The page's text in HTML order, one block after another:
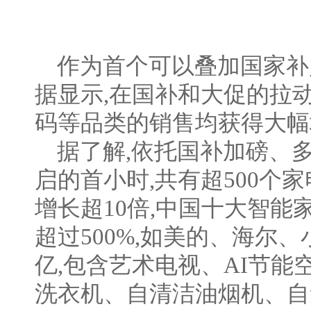
作为首个可以叠加国家
据显示,在国补和大促的拉
码等品类的销售均获得大
据了解,依托国补加磅、
启的首小时,共有超500个
增长超10倍,中国十大智能
超过500%,如美的、海尔
亿,包含艺术电视、AI节能
洗衣机、自清洁油烟机、